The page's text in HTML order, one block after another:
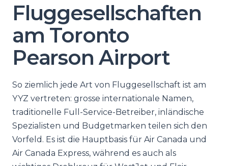
Fluggesellschaften
am Toronto
Pearson Airport
So ziemlich jede Art von Fluggesellschaft ist am
YYZ vertreten: grosse internationale Namen,
traditionelle Full-Service-Betreiber, inländische
Spezialisten und Budgetmarken teilen sich den
Vorfeld. Es ist die Hauptbasis für Air Canada und
Air Canada Express, während es auch als